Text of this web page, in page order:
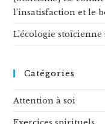
l’insatisfaction et le
L’écologie stoïcienne
Catégories
Attention à soi